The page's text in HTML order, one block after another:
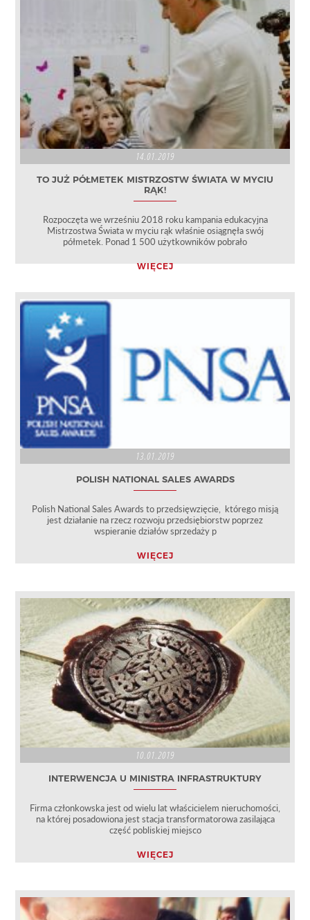
14.01.2019
TO JUŻ PÓŁMETEK MISTRZOSTW ŚWIATA W MYCIU
RĄK!
Rozpoczęta we wrześniu 2018 roku kampania edukacyjna
Mistrzostwa Świata w myciu rąk właśnie osiągnęła swój
półmetek. Ponad 1 500 użytkowników pobrało
WIĘCEJ
13.01.2019
POLISH NATIONAL SALES AWARDS
Polish National Sales Awards to przedsięwzięcie, którego misją
jest działanie na rzecz rozwoju przedsiębiorstw poprzez
wspieranie działów sprzedaży p
WIĘCEJ
10.01.2019
INTERWENCJA U MINISTRA INFRASTRUKTURY
Firma członkowska jest od wielu lat właścicielem nieruchomości,
na której posadowiona jest stacja transformatorowa zasilająca
część pobliskiej miejsco
WIĘCEJ